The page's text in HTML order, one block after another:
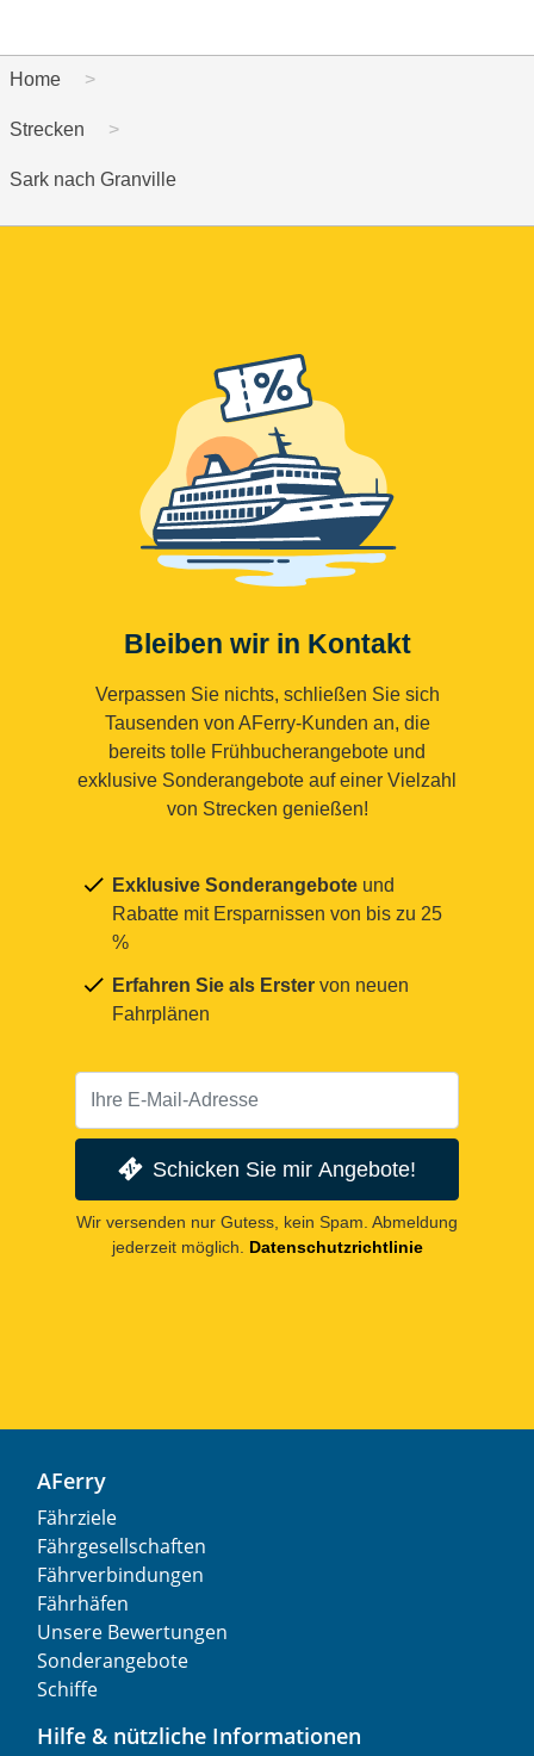
Home
Strecken
Sark nach Granville
Bleiben wir in Kontakt
Verpassen Sie nichts, schließen Sie sich
Tausenden von AFerry-Kunden an, die
bereits tolle Frühbucherangebote und
exklusive Sonderangebote auf einer Vielzahl
von Strecken genießen!
Exklusive Sonderangebote und
Rabatte mit Ersparnissen von bis zu 25
%
Erfahren Sie als Erster von neuen
Fahrplänen
Schicken Sie mir Angebote!
Wir versenden nur Gutess, kein Spam. Abmeldung
jederzeit möglich.
Datenschutzrichtlinie
AFerry
Fährziele
Fährgesellschaften
Fährverbindungen
Fährhäfen
Unsere Bewertungen
Sonderangebote
Schiffe
Hilfe & nützliche Informationen